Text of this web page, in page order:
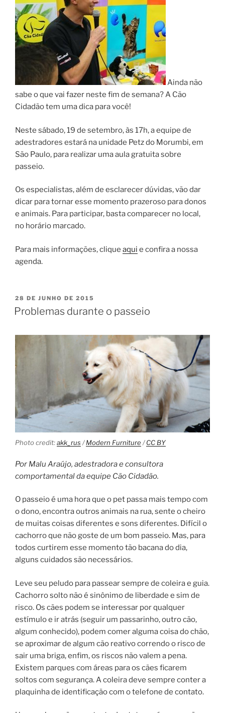
Ainda não
sabe o que vai fazer neste fim de semana? A Cão
Cidadão tem uma dica para você!
Neste sábado, 19 de setembro, às 17h, a equipe de
adestradores estará na unidade Petz do Morumbi, em
São Paulo, para realizar uma aula gratuita sobre
passeio.
Os especialistas, além de esclarecer dúvidas, vão dar
dicar para tornar esse momento prazeroso para donos
e animais. Para participar, basta comparecer no local,
no horário marcado.
Para mais informações, clique aqui e confira a nossa
agenda.
28 DE JUNHO DE 2015
Problemas durante o passeio
Photo credit:akk_rus /Modern Furniture /CC BY
Por Malu Araújo, adestradora e consultora
comportamental da equipe Cão Cidadão.
O passeio é uma hora que o pet passa mais tempo com
o dono, encontra outros animais na rua, sente o cheiro
de muitas coisas diferentes e sons diferentes. Difícil o
cachorro que não goste de um bom passeio. Mas, para
todos curtirem esse momento tão bacana do dia,
alguns cuidados são necessários.
Leve seu peludo para passear sempre de coleira e guia.
Cachorro solto não é sinônimo de liberdade e sim de
risco. Os cães podem se interessar por qualquer
estímulo e ir atrás (seguir um passarinho, outro cão,
algum conhecido), podem comer alguma coisa do chão,
se aproximar de algum cão reativo correndo o risco de
sair uma briga, enfim, os riscos não valem a pena.
Existem parques com áreas para os cães ficarem
soltos com segurança. A coleira deve sempre conter a
plaquinha de identificação com o telefone de contato.